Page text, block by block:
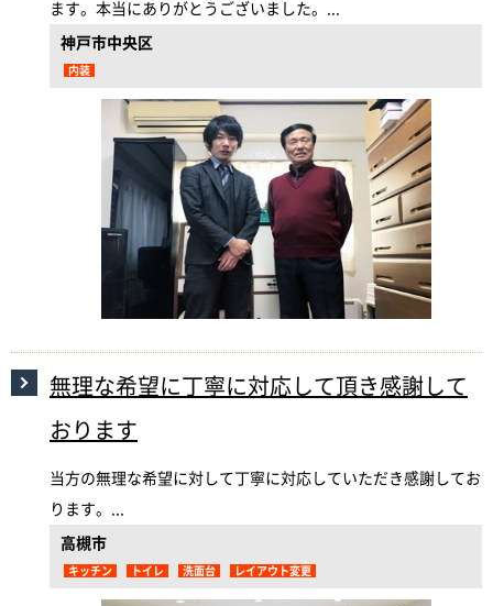
ます。本当にありがとうございました。...
神戸市中央区
内装
無理な希望に丁寧に対応して頂き感謝して
おります
当方の無理な希望に対して丁寧に対応していただき感謝してお
ります。...
高槻市
キッチン トイレ 洗面台 レイアウト変更